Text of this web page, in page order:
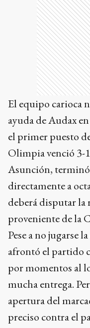
El equipo carioca
ayuda de Audax
el primer puesto
Olimpia venció 3-
Asunción,
directamente a
deberá disputar la
proveniente de la
Pese a no jugarse
afrontó el partido
por momentos al
mucha entrega.
apertura del
preciso contra el